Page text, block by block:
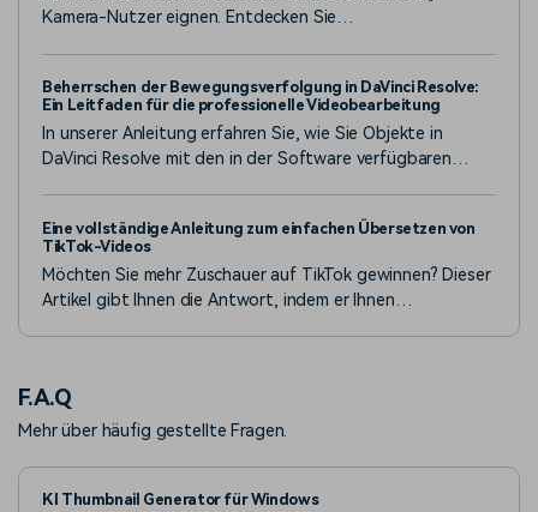
Kamera-Nutzer eignen. Entdecken Sie
Beherrschen der Bewegungsverfolgung in DaVinci Resolve:
Ein Leitfaden für die professionelle Videobearbeitung
In unserer Anleitung erfahren Sie, wie Sie Objekte in
DaVinci Resolve mit den in der Software verfügbaren
Eine vollständige Anleitung zum einfachen Übersetzen von
TikTok-Videos
Möchten Sie mehr Zuschauer auf TikTok gewinnen? Dieser
Artikel gibt Ihnen die Antwort, indem er Ihnen
F.A.Q
Mehr über häufig gestellte Fragen.
KI Thumbnail Generator für Windows